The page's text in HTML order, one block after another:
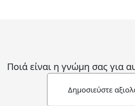
Ποιά είναι η γνώμη σας για
Δημοσιεύστε